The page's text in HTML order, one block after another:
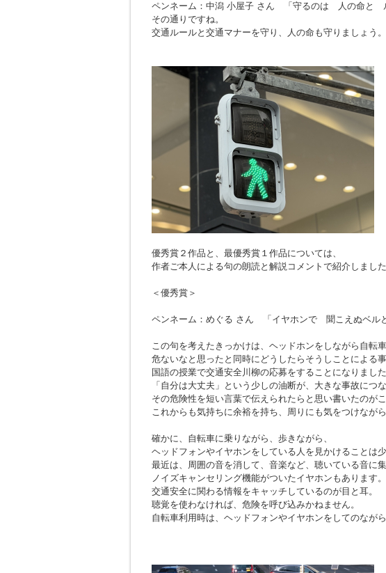
ペンネーム：中潟 小屋子 さん 「 守るのは 人の命と
その通りですね。
交通ルールと交通マナーを守り、人の命も守りましょう。
優秀賞２作品と、最優秀賞１作品については、
作者ご本人による句の朗読と解説コメントで紹介しました
＜優秀賞＞
ペンネーム：めぐる さん 「イヤホンで 聞こえぬベル
この句を考えたきっかけは、ヘッドホンをしながら自転
危ないなと思ったと同時にどうしたらそうしことによる
国語の授業で交通安全川柳の応募をすることになりました
「自分は大丈夫」という少しの油断が、大きな事故につ
その危険性を短い言葉で伝えられたらと思い書いたのがこ
これからも気持ちに余裕を持ち、周りにも気をつけなが
確かに、自転車に乗りながら、歩きながら、
ヘッドフォンやイヤホンをしている人を見かけることは少
最近は、周囲の音を消して、音楽など、聴いている音に
ノイズキャンセリング機能がついたイヤホンもあります。
交通安全に関わる情報をキャッチしているのが目と耳。
聴覚を使わなければ、危険を呼び込みかねません。
自転車利用時は、ヘッドフォンやイヤホンをしてのなが